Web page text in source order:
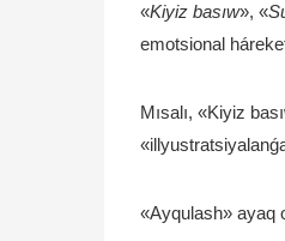
«Kiyiz basıw», «
emotsional
Mısalı, «Kiyiz
«Ayqulash» ayaq